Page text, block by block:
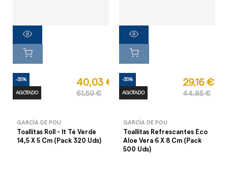
-35%
AGOTADO
40,03 €
61,59 €
GARCÍA DE POU
Toallitas Roll - It Té Verde
14,5 X 5 Cm (Pack 320 Uds)
-35%
AGOTADO
29,16 €
44,85 €
GARCÍA DE POU
Toallitas Refrescantes Eco
Aloe Vera 6 X 8 Cm (Pack
500 Uds)